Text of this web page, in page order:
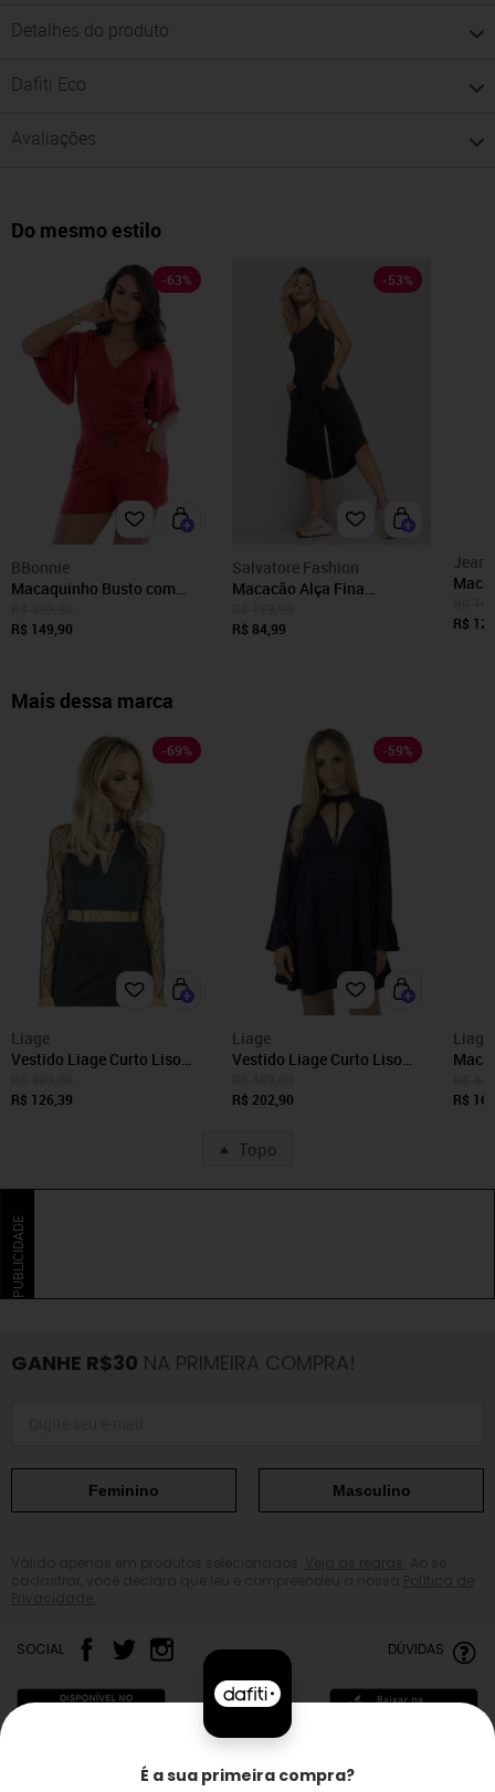
Detalhes do produto
Dafiti Eco
Avaliações
Do mesmo estilo
-63%
BBonnie
Macaquinho Busto com
Vermelho
R$ 149,90
-53%
Salvatore Fashion
Macacão Alça Fina
Canelado Preto
R$ 84,99
R$
Mais dessa marca
-69%
Liage
Vestido Liage Curto Liso
Decote Renda Transparência
R$ 126,39
-59%
Liage
Vestido Liage Curto Liso
Decote V Chocker Bordado
R$ 202,90
Liage
R$
Topo
PUBLICIDADE
GANHE R$30 NA PRIMEIRA COMPRA!
Feminino Masculino
SOCIAL DÚVIDAS
É a sua primeira compra?